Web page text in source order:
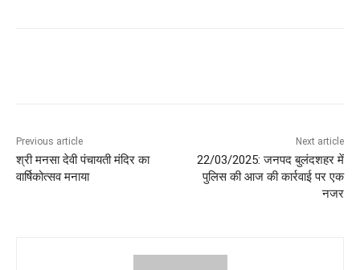
Previous article
श्री मनसा देवी पंचायती मंदिर का
वार्षिकोत्सव मनाया
Next article
22/03/2025: जनपद बुलंदशहर में
पुलिस की आज की कार्रवाई पर एक
नजर